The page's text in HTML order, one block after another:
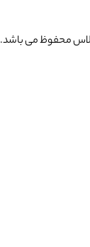
محفوظ می باشد.